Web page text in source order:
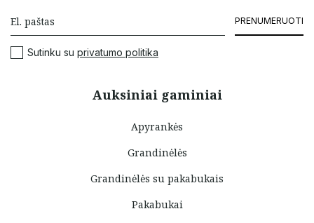
Auksiniai gaminiai
Apyrankės
Grandinėlės
Grandinėlės su pakabukais
Pakabukai
PRENUMERUOTI
Sutinku su privatumo politika